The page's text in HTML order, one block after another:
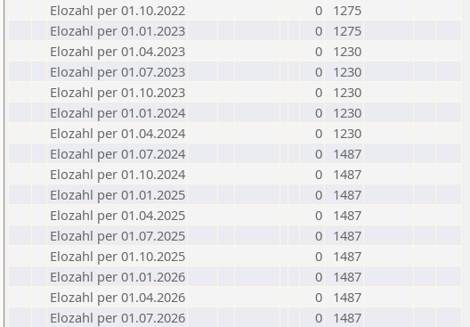
Elozahl per 01.10.2022
0
1275
Elozahl per 01.01.2023
0
1275
Elozahl per 01.04.2023
0
1230
Elozahl per 01.07.2023
0
1230
Elozahl per 01.10.2023
0
1230
Elozahl per 01.01.2024
0
1230
Elozahl per 01.04.2024
0
1230
Elozahl per 01.07.2024
0
1487
Elozahl per 01.10.2024
0
1487
Elozahl per 01.01.2025
0
1487
Elozahl per 01.04.2025
0
1487
Elozahl per 01.07.2025
0
1487
Elozahl per 01.10.2025
0
1487
Elozahl per 01.01.2026
0
1487
Elozahl per 01.04.2026
0
1487
Elozahl per 01.07.2026
0 1487